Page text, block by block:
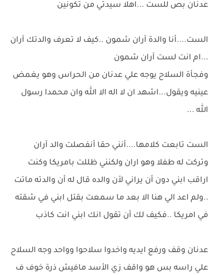
عدنان بص للست ...اهلا سيدتي من تكونين
الست....أنا والدة آران شمون ..كيف لا تعرف والدتك آران
...ام انت لست آران شمون
وفجأة السلاح يوجه علي عدنان من الحراس وهو يغمض
عينيه ويقول...اشهد ان لا اله الا الله وان محمدا رسول
الله ...
الست تابعت كلامها....أنني حقا أنفصلت والد آران
وتركت له طفلا وهو اران ولكنني ظللت بامريكا وكنت
اراقب ابني دون أن يراني لأن والده قال له أن والدته ماتت
..ولم اعد الي هنا الا بعد ما سمعت بقتل ابني في شقته
في امريكا ..فكيف لك أن تقول انك ابني انت كاذب
عدنان وقف ورفع ايديه واخدوا سلاحوا وواحد وجه السلاح
علي راسه بس هو واقف زي الأسد مافيش ذرة خوف ف